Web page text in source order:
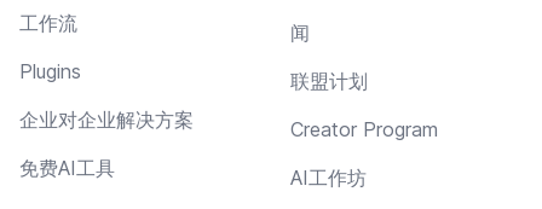
工作流
Plugins
企业对企业解决方案
免费AI工具
闻
联盟计划
Creator Program
AI工作坊